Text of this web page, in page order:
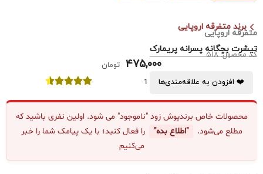
برند متفرقه اروپایی
متفرقه اروپایی
تیشرت بچگانه پسرانه پریمارک
کد محصول: 518
475,000 تومان
❤️ افزودن به علاقه‌مندی‌ها
1
محصولات خاص برندپوش زود "ناموجود" می شود. اولین نفری باشید که
مطلع می‌شود.
"اطلاع بده"
را فعال کنید؛ با یک پیامک شما را خبر
می‌کنیم